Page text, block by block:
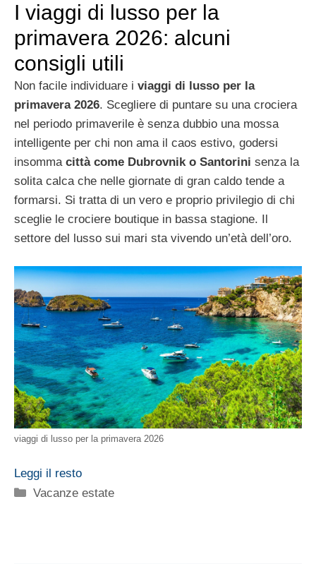
I viaggi di lusso per la
primavera 2026: alcuni
consigli utili
Non facile individuare i viaggi di lusso per la
primavera 2026. Scegliere di puntare su una crociera
nel periodo primaverile è senza dubbio una mossa
intelligente per chi non ama il caos estivo, godersi
insomma città come Dubrovnik o Santorini senza la
solita calca che nelle giornate di gran caldo tende a
formarsi. Si tratta di un vero e proprio privilegio di chi
sceglie le crociere boutique in bassa stagione. Il
settore del lusso sui mari sta vivendo un’età dell’oro.
viaggi di lusso per la primavera 2026
Leggi il resto
Categorie
Vacanze estate